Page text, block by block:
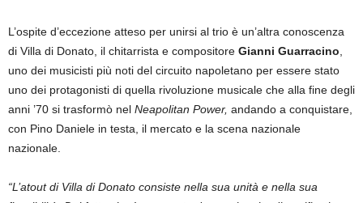
L’ospite d’eccezione atteso per unirsi al trio è un’altra conoscenza
di Villa di Donato, il chitarrista e compositore Gianni Guarracino
uno dei musicisti più noti del circuito napoletano per essere stato
uno dei protagonisti di quella rivoluzione musicale che alla fine degli
anni ’70 si trasformò nel Neapolitan Power, andando a conquistare,
con Pino Daniele in testa, il mercato e la scena nazionale
nazionale.
“L’atout di Villa di Donato consiste nella sua unità e nella sua